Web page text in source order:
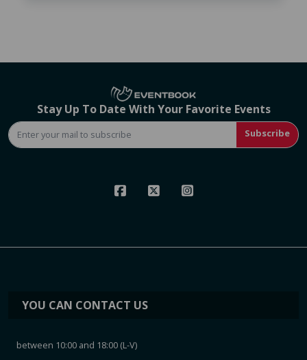
Stay Up To Date With Your Favorite Events
Subscribe
YOU CAN CONTACT US
between 10:00 and 18:00 (L-V)